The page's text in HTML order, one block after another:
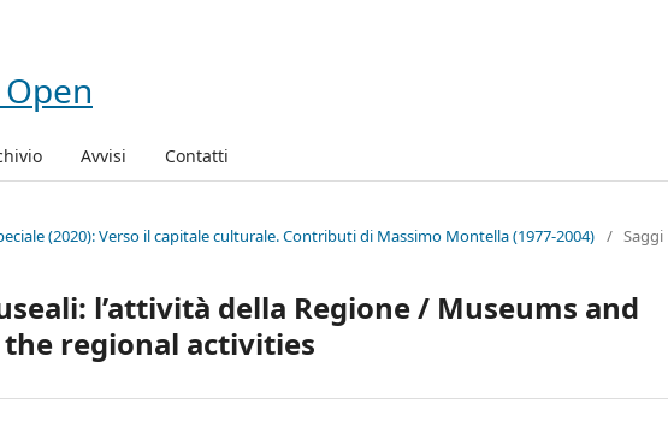
Avvisi Contatti
(2020): Verso il capitale culturale. Contributi di Massimo Montella (1977-2004) / Saggi
l’attività della Regione / Museums and
regional activities